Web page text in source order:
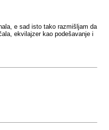
e sad isto tako razmišljam da
ekvilajzer kao podešavanje i